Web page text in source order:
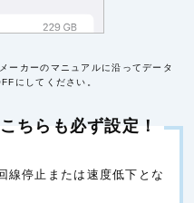
ーカーのマニュアルに沿ってデータ
にしてください。
ちらも必ず設定！
停止または速度低下とな